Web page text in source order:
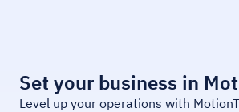
Set your business in
Level up your operations with